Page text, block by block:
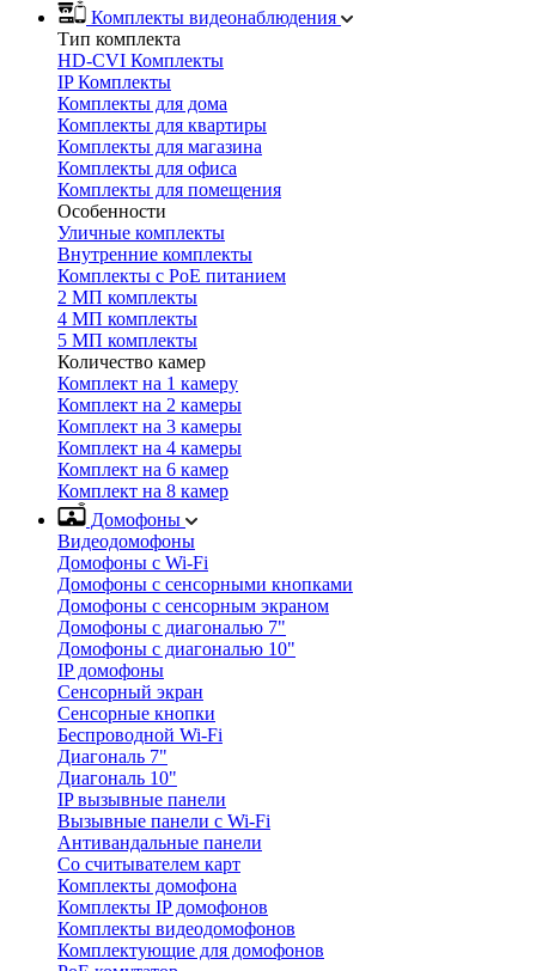
Комплекты видеонаблюдения
Тип комплекта
HD-CVI Комплекты
IP Комплекты
Комплекты для дома
Комплекты для квартиры
Комплекты для магазина
Комплекты для офиса
Комплекты для помещения
Особенности
Уличные комплекты
Внутренние комплекты
Комплекты с PoE питанием
2 МП комплекты
4 МП комплекты
5 МП комплекты
Количество камер
Комплект на 1 камеру
Комплект на 2 камеры
Комплект на 3 камеры
Комплект на 4 камеры
Комплект на 6 камер
Комплект на 8 камер
Домофоны
Видеодомофоны
Домофоны с Wi-Fi
Домофоны с сенсорными кнопками
Домофоны с сенсорным экраном
Домофоны с диагональю 7"
Домофоны с диагональю 10"
IP домофоны
Сенсорный экран
Сенсорные кнопки
Беспроводной Wi-Fi
Диагональ 7"
Диагональ 10"
IP вызывные панели
Вызывные панели с Wi-Fi
Антивандальные панели
Со считывателем карт
Комплекты домофона
Комплекты IP домофонов
Комплекты видеодомофонов
Комплектующие для домофонов